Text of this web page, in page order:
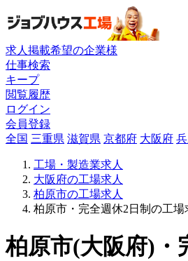
求人掲載希望の企業様
仕事検索
キープ
閲覧履歴
ログイン
会員登録
全国 三重県 滋賀県 京都府 大阪府
工場・製造業求人
大阪府の工場求人
柏原市の工場求人
柏原市・完全週休2日制の工場
柏原市(大阪府)・